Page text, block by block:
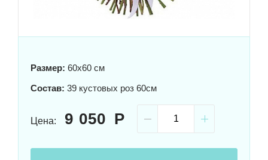
Размер: 60x60 см
Состав: 39 кустовых роз 60см
Цена: 9 050